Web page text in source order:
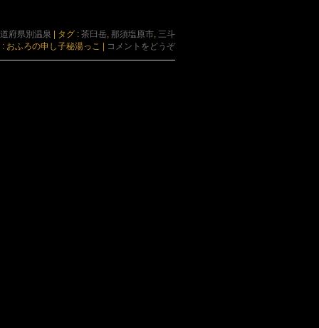
府県別温泉 | タグ : 茶臼岳, 那須塩原市, 三斗
おふろの申し子秘湯っこ | コメントをどうぞ